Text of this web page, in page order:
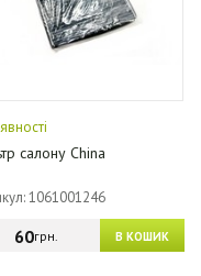
салону China
1061001246
В КОШИК
60грн.